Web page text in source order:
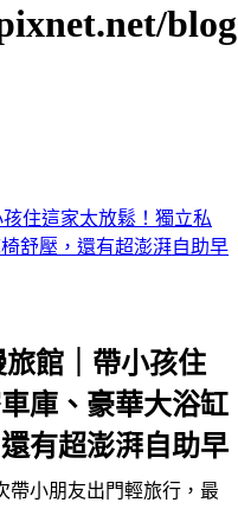
blog
住這家太放鬆！獨立私
舒壓，還有超澎湃自助早
旅館｜帶小孩住
庫、豪華大浴缸
有超澎湃自助早
帶小朋友出門輕旅行，最